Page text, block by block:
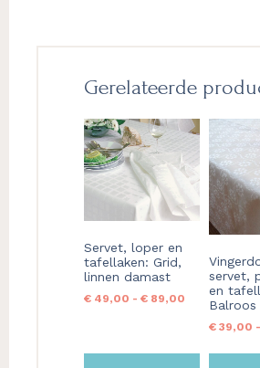
Gerelateerde
Servet, loper en
tafellaken: Grid,
linnen damast
€ 49,00 - € 89,00 Prijsklasse:
€ 49,00
Dit
product
heeft
meerdere
variaties.
optie
kan
worden
servet,
en
Balroos
€ 39,00 -
product
heeft
variaties.
Deze
kan
gekozen
worden
op